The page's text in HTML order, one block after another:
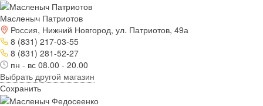
Масленыч Патриотов
Россия, Нижний Новгород, ул. Патриотов, 49а
8 (831) 217-03-55
8 (831) 281-52-27
пн - вс 08.00 - 20.00
Выбрать другой магазин
Сохранить